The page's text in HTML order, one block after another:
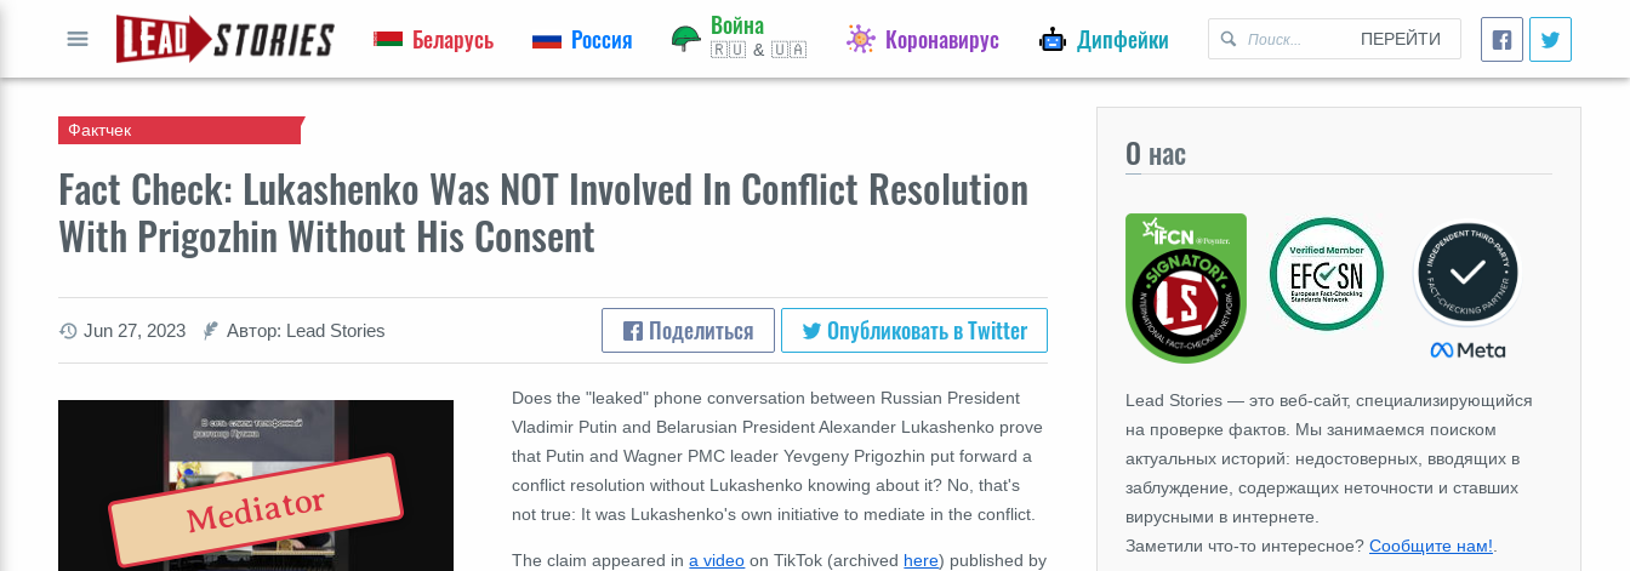
ПЕРЕЙТИ
Беларусь Россия Война
🇷🇺 & 🇺🇦 Коронавирус Дипфейки
Fact Check: Lukashenko Was NOT Involved In Conflict Resolution
With Prigozhin Without His Consent
Фактчек
Jun 27, 2023 Автор: Lead Stories Поделиться Опубликовать в Twitter
Mediator
Does the "leaked" phone conversation between Russian President
Vladimir Putin and Belarusian President Alexander Lukashenko prove
that Putin and Wagner PMC leader Yevgeny Prigozhin put forward a
conflict resolution without Lukashenko knowing about it? No, that's
not true: It was Lukashenko's own initiative to mediate in the conflict.
The claim appeared ina video on TikTok (archived here) published by
О нас
Lead Stories — это веб-сайт, специализирующийся
на проверке фактов. Мы занимаемся поиском
актуальных историй: недостоверных, вводящих в
заблуждение, содержащих неточности и ставших
вирусными в интернете.
Заметили что-то интересное? Сообщите нам!